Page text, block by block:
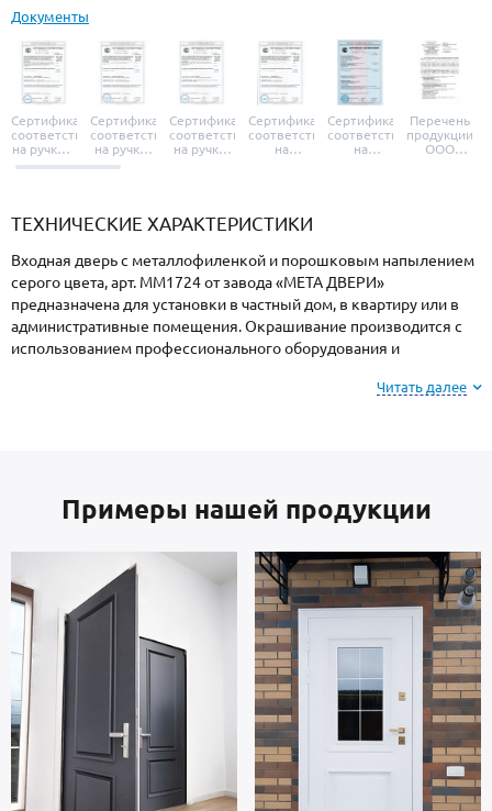
Документы
Сертификат
соответствия
на ручки и
броненакладки
Сертификат
соответствия
на ручки-
защелки
Сертификат
соответствия
на ручки-
Сертификат
соответствия
на
Сертификат
соответствия
на
Перечень
продукции
ООО
ТЕХНИЧЕСКИЕ ХАРАКТЕРИСТИКИ
Входная дверь с металлофиленкой и порошковым напылением
серого цвета, арт. ММ1724 от завода «МЕТА ДВЕРИ»
предназначена для установки в частный дом, в квартиру или в
административные помещения. Окрашивание производится с
использованием профессионального оборудования и
повышенную устойчивость к сколам и царапинам, перепадам
цвет и фактурупорошкового напыления из
образцов у замерщика.
Каркас коробки и полотно — стальные листы и многоконтурный
профиль отечественного производства, толщиной 2 мм. Изнутри
отделка: МДФ. На двери установлены замки 4-го класса защиты.
В полости створки находится утеплитель пеноплекс.
Уплотнители по периметру проема: 2 контура для
дополнительной звукоизоляции.
Дверь порошок рассчитана на длительную эксплуатацию и
сохраняет работоспособность в течение 10 тысяч циклов
Читать далее
Примеры нашей продукции